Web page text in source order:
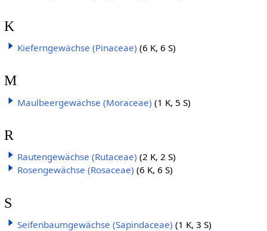
K
Kieferngewächse (Pinaceae) (6 K, 6 S)
M
Maulbeergewächse (Moraceae) (1 K, 5 S)
R
Rautengewächse (Rutaceae) (2 K, 2 S)
Rosengewächse (Rosaceae) (6 K, 6 S)
S
Seifenbaumgewächse (Sapindaceae) (1 K, 3 S)